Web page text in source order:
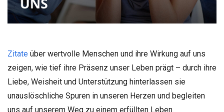
Zitate über wertvolle Menschen und ihre Wirkung auf uns
zeigen, wie tief ihre Präsenz unser Leben prägt – durch ihre
Liebe, Weisheit und Unterstützung hinterlassen sie
unauslöschliche Spuren in unseren Herzen und begleiten
uns auf unserem Weg zu einem erfüllten Leben.